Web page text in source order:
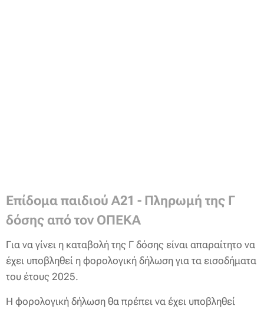
Επίδομα παιδιού Α21 - Πληρωμή της Γ
δόσης από τον ΟΠΕΚΑ
Για να γίνει η καταβολή της Γ δόσης είναι απαραίτητο να
έχει υποβληθεί η φορολογική δήλωση για τα εισοδήματα
του έτους 2025.
Η φορολογική δήλωση θα πρέπει να έχει υποβληθεί